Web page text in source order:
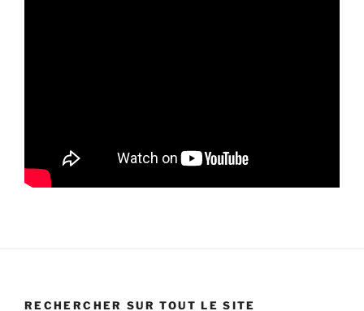
RECHERCHER SUR TOUT LE SITE